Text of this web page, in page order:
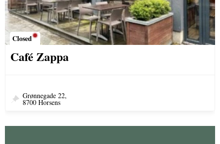
Closed
Café Zappa
Grønnegade 22,
8700 Horsens